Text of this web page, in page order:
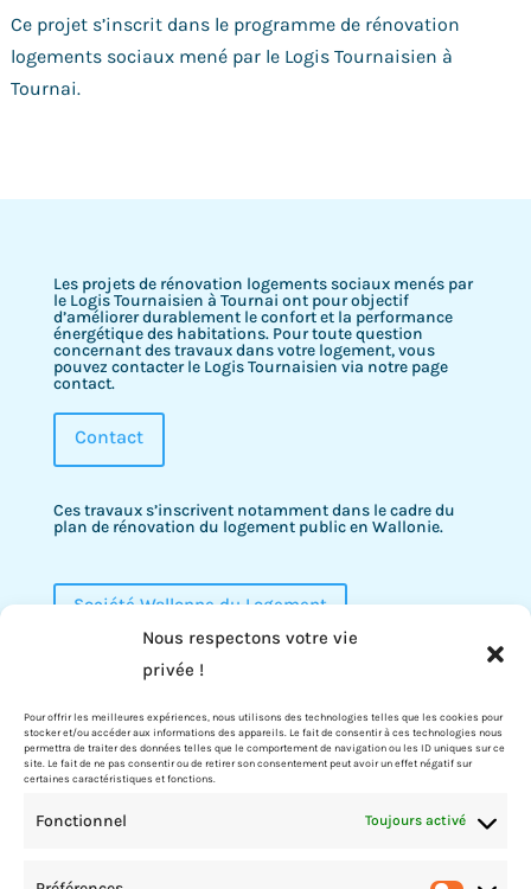
Nous respectons votre vie
privée !
Pour offrir les meilleures expériences, nous utilisons des technologies telles que les cookies pour
stocker et/ou accéder aux informations des appareils. Le fait de consentir à ces technologies nous
permettra de traiter des données telles que le comportement de navigation ou les ID uniques sur ce
site. Le fait de ne pas consentir ou de retirer son consentement peut avoir un effet négatif sur
certaines caractéristiques et fonctions.
Fonctionnel Toujours activé
Ce projet s’inscrit dans le programme de rénovation
logements sociaux mené par le Logis Tournaisien à
Tournai.
Les projets de rénovation logements sociaux menés par
le Logis Tournaisien à Tournai ont pour objectif
d’améliorer durablement le confort et la performance
énergétique des habitations. Pour toute question
concernant des travaux dans votre logement, vous
pouvez contacter le Logis Tournaisien via notre page
contact.
Contact
Ces travaux s’inscrivent notamment dans le cadre du
plan de rénovation du logement public en Wallonie.
Société Wallonne du Logement
Le Logis Tournaisien
Le Logis Tournaisien est l’une des 62 Sociétés de Logement
de Service Public (S.L.S.P.) en Région Wallonne. Les S.L.S.P.